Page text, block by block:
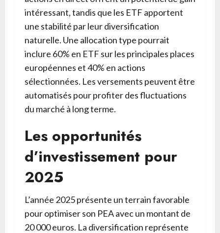
intéressant, tandis que les ETF apportent
une stabilité par leur diversification
naturelle. Une allocation type pourrait
inclure 60% en ETF sur les principales places
européennes et 40% en actions
sélectionnées. Les versements peuvent être
automatisés pour profiter des fluctuations
du marché à long terme.
Les opportunités
d’investissement pour
2025
L’année 2025 présente un terrain favorable
pour optimiser son PEA avec un montant de
20 000 euros. La diversification représente